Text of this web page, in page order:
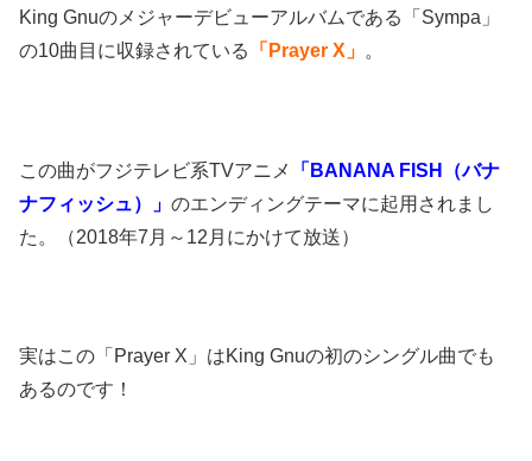
King Gnuのメジャーデビューアルバムである「Sympa」
の10曲目に収録されている
「Prayer X」 。
この曲がフジテレビ系TVアニメ
「BANANA FISH（バナ
ナフィッシュ）」 のエンディングテーマに起用されまし
た。（2018年7月～12月にかけて放送）
実はこの「Prayer X」はKing Gnuの初のシングル曲でも
あるのです！